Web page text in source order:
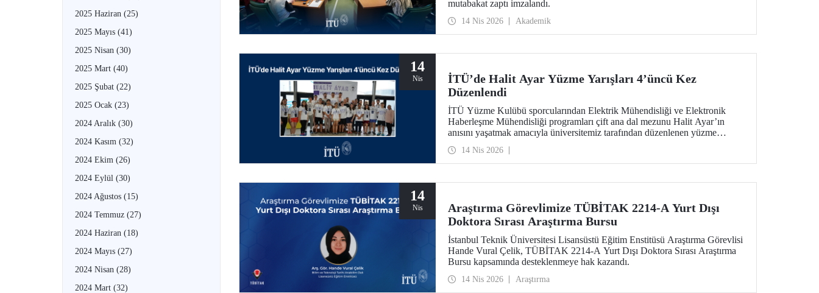
2025 Haziran (25)
2025 Mayıs (41)
2025 Nisan (30)
2025 Mart (40)
2025 Şubat (22)
2025 Ocak (23)
2024 Aralık (30)
2024 Kasım (32)
2024 Ekim (26)
2024 Eylül (30)
2024 Ağustos (15)
2024 Temmuz (27)
2024 Haziran (18)
2024 Mayıs (27)
2024 Nisan (28)
2024 Mart (32)
mutabakat zaptı imzalandı.
14 Nis 2026 Akademik
14
Nis
İTÜ’de Halit Ayar Yüzme Yarışları 4’üncü Kez
Düzenlendi
İTÜ Yüzme Kulübü sporcularından Elektrik Mühendisliği ve Elektronik
Haberleşme Mühendisliği programları çift ana dal mezunu Halit Ayar’ın
anısını yaşatmak amacıyla üniversitemiz tarafından düzenlenen yüzme
14 Nis 2026
14
Nis
Araştırma Görevlimize TÜBİTAK 2214-A Yurt Dışı
Doktora Sırası Araştırma Bursu
İstanbul Teknik Üniversitesi Lisansüstü Eğitim Enstitüsü Araştırma Görevlisi
Hande Vural Çelik, TÜBİTAK 2214-A Yurt Dışı Doktora Sırası Araştırma
Bursu kapsamında desteklenmeye hak kazandı.
14 Nis 2026 Araştırma